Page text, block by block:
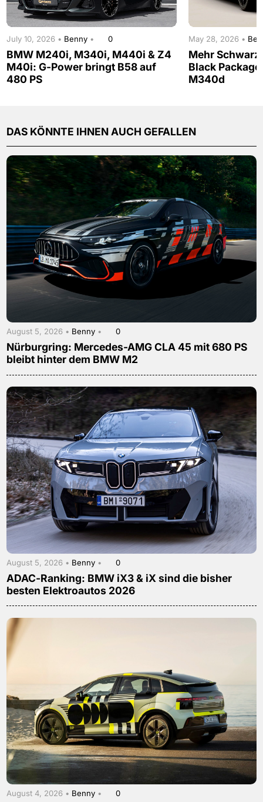
July 10, 2026 • Benny • 0
BMW M240i, M340i, M440i & Z4
M40i: G-Power bringt B58 auf
480 PS
May 28, 2026 •
Mehr
Black
M340d
DAS KÖNNTE IHNEN AUCH GEFALLEN
August 5, 2026 • Benny • 0
Nürburgring: Mercedes-AMG CLA 45 mit 680 PS
bleibt hinter dem BMW M2
August 5, 2026 • Benny • 0
ADAC-Ranking: BMW iX3 & iX sind die bisher
besten Elektroautos 2026
August 4, 2026 • Benny • 0